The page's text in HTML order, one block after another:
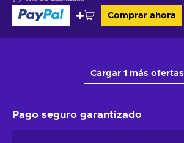
Comprar ahora
Cargar 1 más ofertas
Pago seguro garantizado